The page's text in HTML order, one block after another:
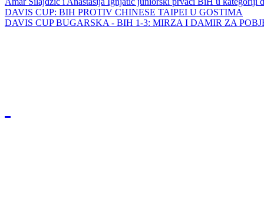
DAVIS CUP: BIH PROTIV CHINESE TAIPEI U GOSTIMA
DAVIS CUP BUGARSKA - BIH 1-3: MIRZA I DAMIR ZA